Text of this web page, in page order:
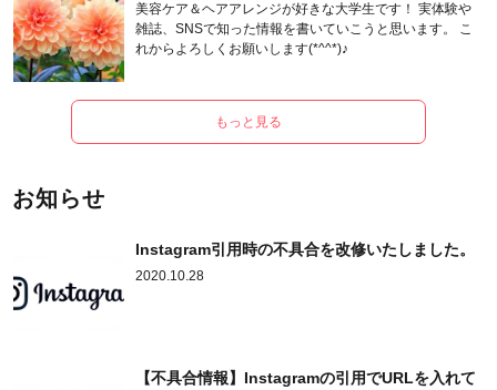
美容ケア＆ヘアアレンジが好きな大学生です！ 実体験や
雑誌、SNSで知った情報を書いていこうと思います。 こ
れからよろしくお願いします(*^^*)♪
もっと見る
お知らせ
Instagram引用時の不具合を改修いたしました。
2020.10.28
【不具合情報】Instagramの引用でURLを入れて